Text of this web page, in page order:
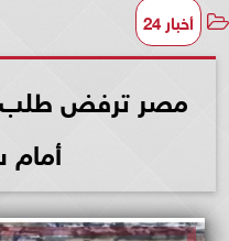
أخبار 24
مصر ترفض طلب